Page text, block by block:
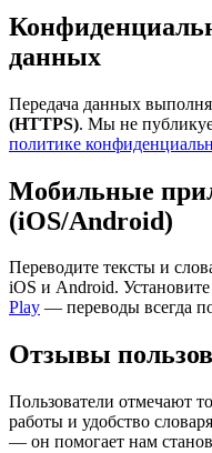
данных
Передача данных
(HTTPS). Мы не
политике
Мобильные
(iOS/Android)
Переводите тексты и
iOS и Android.
Play — переводы всегда
Отзывы
Пользователи отмечают
работы и удобство
— он помогает нам